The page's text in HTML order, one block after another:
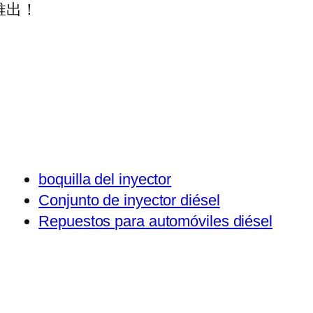
！
boquilla del inyector
Conjunto de inyector diésel
Repuestos para automóviles diésel